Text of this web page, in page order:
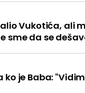
Vukotića, ali
sme da se
ko je Baba: